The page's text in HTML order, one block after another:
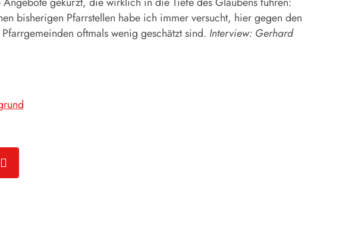
bisherigen Pfarrstellen habe ich immer versucht, hier gegen den
oftmals wenig geschätzt sind. Interview: Gerhard